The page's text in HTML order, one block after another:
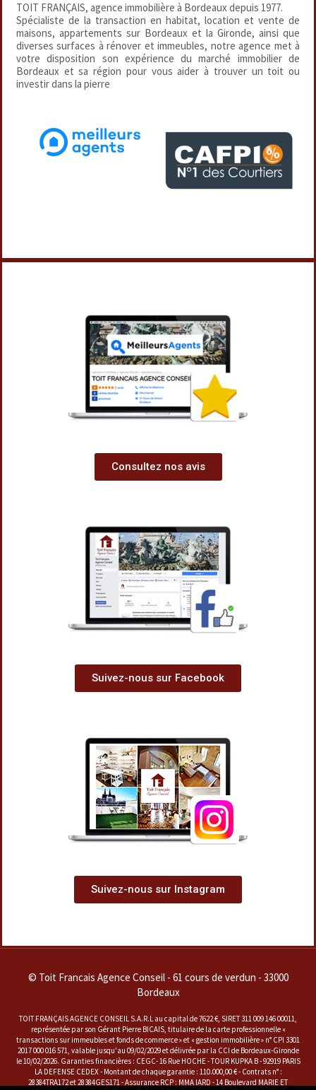
TOIT FRANÇAIS, agence immobilière à Bordeaux depuis 1977.
Spécialiste de la transaction en habitat, location et vente de
maisons, appartements sur Bordeaux et la Gironde, ainsi que
diverses surfaces à rénover et immeubles, notre agence met à
votre disposition son expérience du marché immobilier de
Bordeaux et sa région pour vous aider à trouver un toit ou
investir dans la pierre
Consultez nos avis
Suivez-nous sur Facebook
Suivez-nous sur Instagram
© Toit Francais Agence Conseil - 61 cours de verdun - 33000
Bordeaux
TOIT FRANÇAIS AGENCE CONSEIL S.A.R.L au capital de 7622 €, SIRET 311 009 146 00011,
représentée par son Gérant Pierre BICAIS, titulaire de la carte professionnelle «
transactions sur immeubles et fonds de commerce » et « gestion immobilière » n° CPI 3301
2017 000 016 571, valable jusqu'au 09/02/2029 et délivrée par la CCI de Bordeaux-Gironde
le 10/02/2026. Garanties financières : CEGC- 16 Rue HOCHE - TOUR KUPKA B - 92919 PARIS
LA DEFENSE CEDEX - Montant de chaque garantie : 110.000,00 € - Contrats n° :
28384TRA172 et 28384GES171 - Assurance RCP : MMA IARD - 14 Boulevard MARIE ET